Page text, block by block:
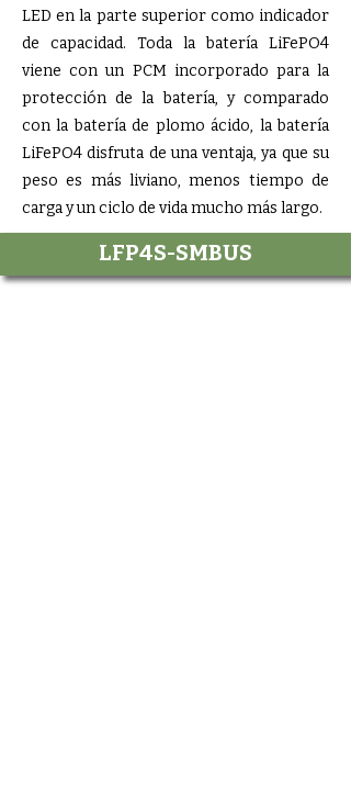
LED en la parte superior como indicador
de capacidad. Toda la batería LiFePO4
viene con un PCM incorporado para la
protección de la batería, y comparado
con la batería de plomo ácido, la batería
LiFePO4 disfruta de una ventaja, ya que su
peso es más liviano, menos tiempo de
carga y un ciclo de vida mucho más largo.
LFP4S-SMBUS